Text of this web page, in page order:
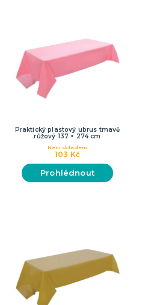
Praktický plastový ubrus tmavě
růžový 137 × 274 cm
103 Kč
Není skladem
Prohlédnout